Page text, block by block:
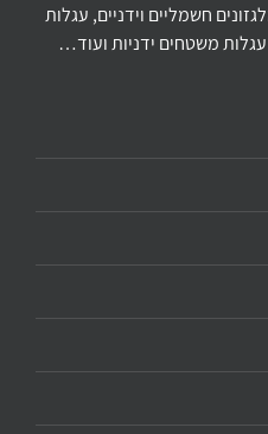
חשמליים וידניים, עגלות
משטחים ידניות ועוד…